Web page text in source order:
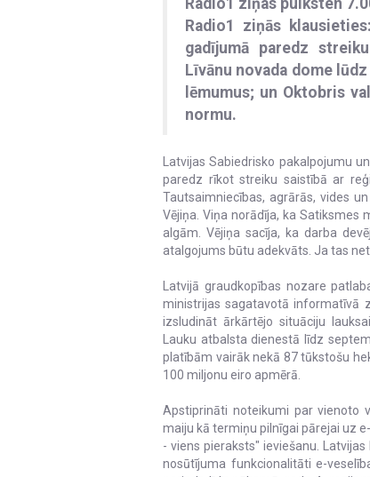
Radio1 ziņās
gadījumā paredz
Līvānu novada dome
lēmumus; un Oktobris
normu.
Latvijas Sabiedrisko pakalpojumu
paredz rīkot streiku saistībā ar
Tautsaimniecības, agrārās, vides
Vējiņa. Viņa norādīja, ka
algām. Vējiņa sacīja, ka darba
atalgojums būtu adekvāts. Ja tas
Latvijā graudkopības nozare
ministrijas sagatavotā informatīvā
izsludināt ārkārtējo situāciju
Lauku atbalsta dienestā līdz
platībām vairāk nekā 87 tūkstošu
100 miljonu eiro apmērā.
Apstiprināti noteikumi par vienoto
maiju kā termiņu pilnīgai pārejai uz
- viens pieraksts" ieviešanu.
nosūtījuma funkcionalitāti e-